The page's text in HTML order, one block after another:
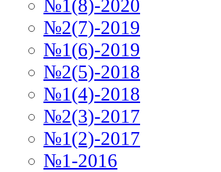
№1(8)-2020
№2(7)-2019
№1(6)-2019
№2(5)-2018
№1(4)-2018
№2(3)-2017
№1(2)-2017
№1-2016